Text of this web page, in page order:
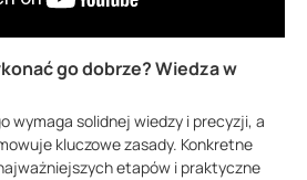
go dobrze? Wiedza w
wymaga solidnej wiedzy i precyzji, a
kluczowe zasady. Konkretne
etapów i praktyczne